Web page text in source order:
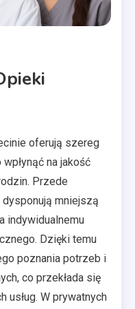
oferują szereg
na jakość
Przede
mniejszą
indywidualnemu
Dzięki temu
poznania potrzeb i
co przekłada się
usług. W prywatnych